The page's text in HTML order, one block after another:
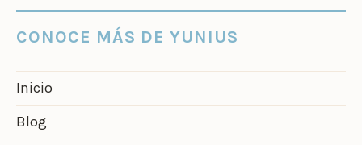
CONOCE MÁS DE YUNIUS
Inicio
Blog